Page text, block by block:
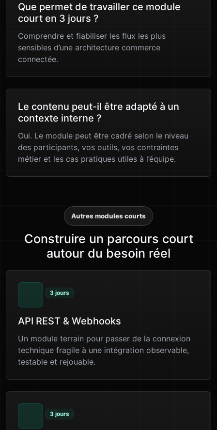
Que permet de travailler ce module
court en 3 jours ?
Comprendre et fiabiliser les flux les plus
sensibles d’une architecture commerce
connectée.
Le contenu peut-il être adapté à un
contexte interne ?
Oui. Le module peut être cadré selon le niveau
des participants, vos outils, vos contraintes
métier et les cas pratiques utiles à l’équipe.
Autres modules courts
Construire un parcours court
autour du besoin réel
3 jours
API REST & Webhooks
Un module terrain pour passer de la connexion
technique fragile à une intégration observable,
testable et rejouable.
3 jours